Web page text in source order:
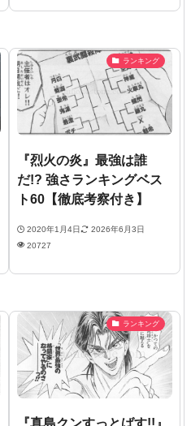
ランキング
『烈火の炎』最強は誰
だ!? 強さランキングベス
ト60【徹底考察付き】
2020年1月4日
2026年6月3日
20727
ランキング
『真島クンすっとばす!!』